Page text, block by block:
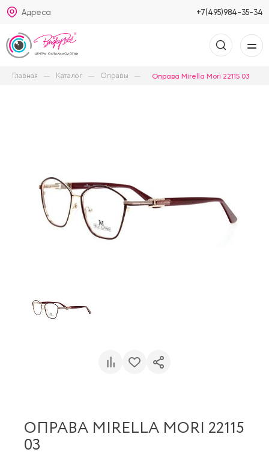
Адреса +7(495)984-35-34
Главная Каталог Оправы Оправа Mirella Mori 22115 03
ОПРАВА MIRELLA MORI 22115
03